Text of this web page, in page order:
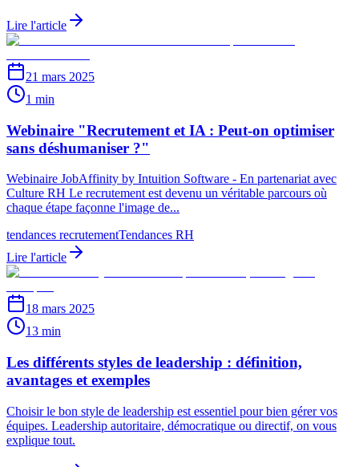
Lire l'article
21 mars 2025
1 min
Webinaire "Recrutement et IA : Peut-on optimiser
sans déshumaniser ?"
Webinaire JobAffinity by Intuition Software - En partenariat avec
Culture RH Le recrutement est devenu un véritable parcours où
chaque étape façonne l'image de...
tendances recrutementTendances RH
Lire l'article
18 mars 2025
13 min
Les différents styles de leadership : définition,
avantages et exemples
Choisir le bon style de leadership est essentiel pour bien gérer vos
équipes. Leadership autoritaire, démocratique ou directif, on vous
explique tout.